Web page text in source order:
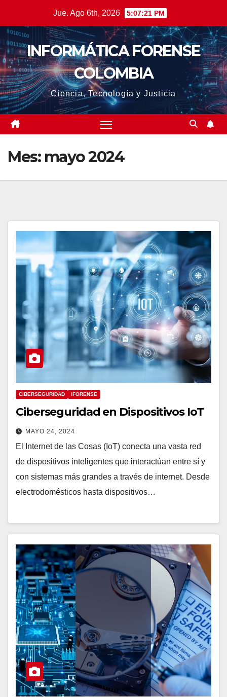
contenido
Jue. Ago 6th, 2026 5:07:23 PM
INFORMÁTICA FORENSE
COLOMBIA
Ciencia, Tecnología y Justicia
Mes: mayo 2024
CIBERSEGURIDAD IFORENSE
Ciberseguridad en Dispositivos IoT
MAYO 24, 2024
El Internet de las Cosas (IoT) conecta una vasta red
de dispositivos inteligentes que interactúan entre sí y
con sistemas más grandes a través de internet. Desde
electrodomésticos hasta dispositivos…